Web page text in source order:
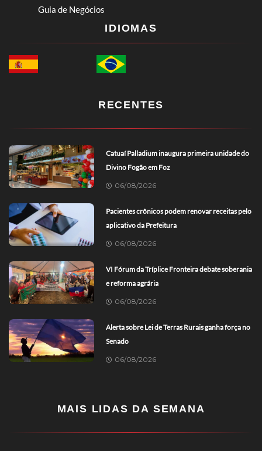
Guia de Negócios
IDIOMAS
RECENTES
Catuaí Palladium inaugura primeira unidade do
Divino Fogão em Foz
06/08/2026
Pacientes crônicos podem renovar receitas pelo
aplicativo da Prefeitura
06/08/2026
VI Fórum da Tríplice Fronteira debate soberania
e reforma agrária
06/08/2026
Alerta sobre Lei de Terras Rurais ganha força no
Senado
06/08/2026
MAIS LIDAS DA SEMANA